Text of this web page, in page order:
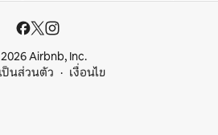
Airbnb, Inc.
ป็นส่วนตัว
เงื่อนไข